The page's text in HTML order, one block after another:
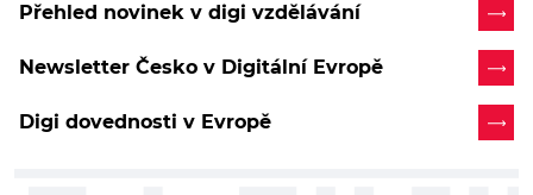
Přehled novinek v digi vzdělávání
Newsletter Česko v Digitální Evropě
Digi dovednosti v Evropě